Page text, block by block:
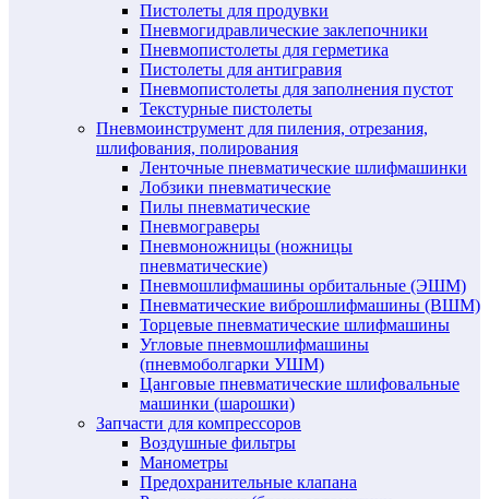
Пистолеты для продувки
Пневмогидравлические заклепочники
Пневмопистолеты для герметика
Пистолеты для антигравия
Пневмопистолеты для заполнения пустот
Текстурные пистолеты
Пневмоинструмент для пиления, отрезания,
шлифования, полирования
Ленточные пневматические шлифмашинки
Лобзики пневматические
Пилы пневматические
Пневмограверы
Пневмоножницы (ножницы
пневматические)
Пневмошлифмашины орбитальные (ЭШМ)
Пневматические виброшлифмашины (ВШМ)
Торцевые пневматические шлифмашины
Угловые пневмошлифмашины
(пневмоболгарки УШМ)
Цанговые пневматические шлифовальные
машинки (шарошки)
Запчасти для компрессоров
Воздушные фильтры
Манометры
Предохранительные клапана